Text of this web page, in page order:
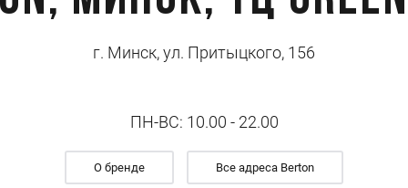
г. Минск, ул. Притыцкого, 156
ПН-ВС: 10.00 - 22.00
О бренде Все адреса Berton